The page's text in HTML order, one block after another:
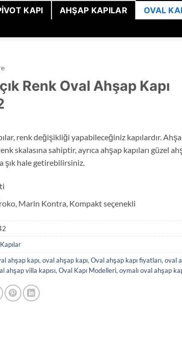
KAPI AHŞAP KAPILAR
OVAL
Renk Oval Ahşap Kapı
renk değişikliği yapabileceğiniz kapılardır.
skalasına sahiptir, ayrıca ahşap kapıları güzel
şık hale getirebilirsiniz.
Marin Kontra, Kompakt seçenekli
ahşap kapı, oval ahşap kapı, Oval ahşap kapı fiyatları, oval
ahşap villa kapısı, Oval Kapı Modelleri, oymalı oval ahşap